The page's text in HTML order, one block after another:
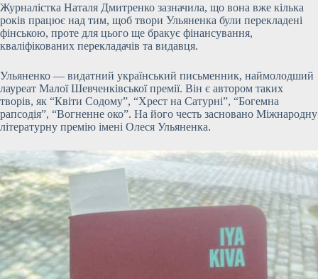
Журналістка Наталя Дмитренко зазначила, що вона вже кілька
років працює над тим, щоб твори Ульяненка були перекладені
фінською, проте для цього ще бракує фінансування,
кваліфікованих перекладачів та видавця.
Ульяненко — видатний український письменник, наймолодший
лауреат Малої Шевченківської премії. Він є автором таких
творів, як “Квіти Содому”, “Хрест на Сатурні”, “Богемна
рапсодія”, “Вогненне око”. На його честь засновано Міжнародну
літературну премію імені Олеся Ульяненка.